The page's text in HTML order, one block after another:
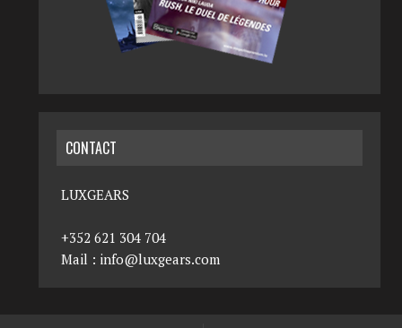
CONTACT
LUXGEARS
+352 621 304 704
Mail : info@luxgears.com